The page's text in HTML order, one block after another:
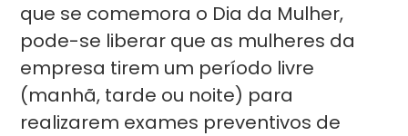
que se comemora o Dia da Mulher,
pode-se liberar que as mulheres da
empresa tirem um período livre
(manhã, tarde ou noite) para
realizarem exames preventivos de